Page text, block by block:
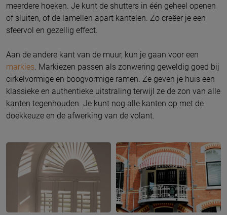
meerdere hoeken. Je kunt de shutters in één geheel openen
of sluiten, of de lamellen apart kantelen. Zo creëer je een
sfeervol en gezellig effect.
Aan de andere kant van de muur, kun je gaan voor een
markies . Markiezen passen als zonwering geweldig goed bij
cirkelvormige en boogvormige ramen. Ze geven je huis een
klassieke en authentieke uitstraling terwijl ze de zon van alle
kanten tegenhouden. Je kunt nog alle kanten op met de
doekkeuze en de afwerking van de volant.